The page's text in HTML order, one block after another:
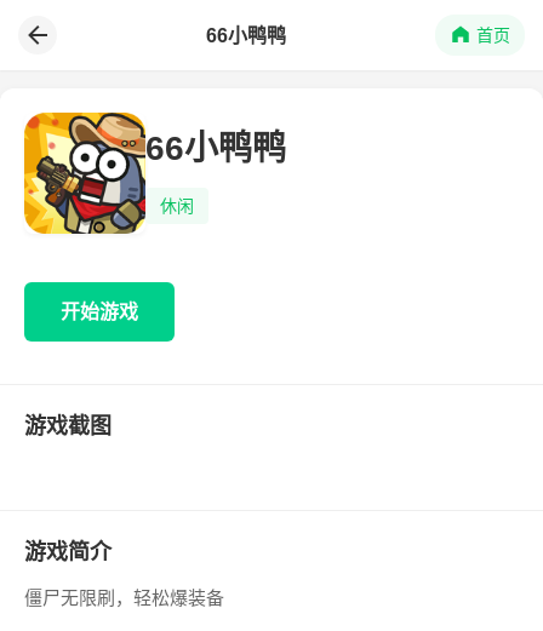
66小鸭鸭 首页
66小鸭鸭
休闲
开始游戏
游戏截图
游戏简介
僵尸无限刷，轻松爆装备